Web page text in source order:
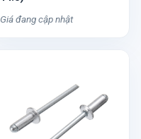
Giá đang cập nhật